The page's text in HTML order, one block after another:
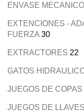
ENVASE MECANICO
EXTENCIONES -
FUERZA 30
EXTRACTORES 22
GATOS
JUEGOS DE
JUEGOS DE